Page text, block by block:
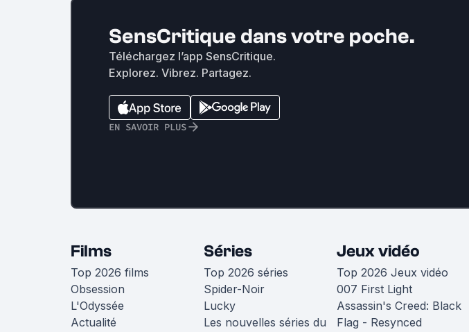
SensCritique dans votre poche.
Téléchargez l’app SensCritique.
Explorez. Vibrez. Partagez.
EN SAVOIR PLUS
Films
Top 2026 films
Obsession
L'Odyssée
Actualité
Séries
Top 2026 séries
Spider-Noir
Lucky
Les nouvelles séries du
Jeux vidéo
Top 2026 Jeux vidéo
007 First Light
Assassin's Creed: Black
Flag - Resynced